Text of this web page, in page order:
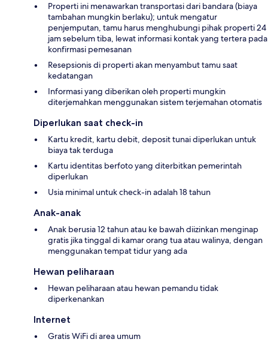
Properti ini menawarkan transportasi dari bandara (biaya
tambahan mungkin berlaku); untuk mengatur
penjemputan, tamu harus menghubungi pihak properti 24
jam sebelum tiba, lewat informasi kontak yang tertera pada
konfirmasi pemesanan
Resepsionis di properti akan menyambut tamu saat
kedatangan
Informasi yang diberikan oleh properti mungkin
diterjemahkan menggunakan sistem terjemahan otomatis
Diperlukan saat check-in
Kartu kredit, kartu debit, deposit tunai diperlukan untuk
biaya tak terduga
Kartu identitas berfoto yang diterbitkan pemerintah
diperlukan
Usia minimal untuk check-in adalah 18 tahun
Anak-anak
Anak berusia 12 tahun atau ke bawah diizinkan menginap
gratis jika tinggal di kamar orang tua atau walinya, dengan
menggunakan tempat tidur yang ada
Hewan peliharaan
Hewan peliharaan atau hewan pemandu tidak
diperkenankan
Internet
Gratis WiFi di area umum